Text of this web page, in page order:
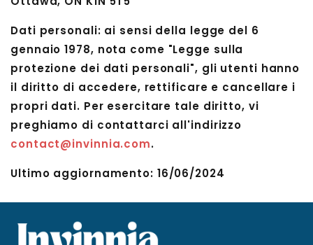
Dati personali: ai sensi della legge del 6
gennaio 1978, nota come "Legge sulla
protezione dei dati personali", gli utenti hanno
il diritto di accedere, rettificare e cancellare i
propri dati. Per esercitare tale diritto, vi
preghiamo di contattarci all'indirizzo
contact@invinnia.com.
Ultimo aggiornamento: 16/06/2024